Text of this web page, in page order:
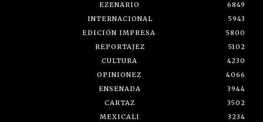
EZENARIO
6849
INTERNACIONAL
5943
EDICIÓN IMPRESA
5800
REPORTAJEZ
5102
CULTURA
4230
OPINIONEZ
4066
ENSENADA
3944
CARTAZ
3502
MEXICALI
3234